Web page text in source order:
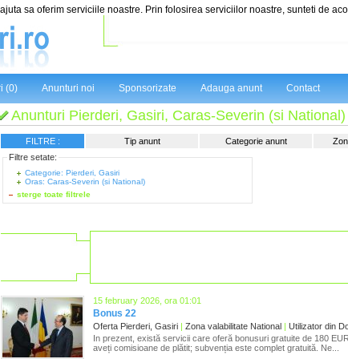
sa oferim serviciile noastre. Prin folosirea serviciilor noastre, sunteti de
(0) Anunturi noi Sponsorizate Adauga anunt Contact
Anunturi Pierderi, Gasiri, Caras-Severin (si National)
FILTRE : Tip anunt Categorie anunt
Filtre setate:
Categorie: Pierderi, Gasiri
Oras: Caras-Severin (si National)
sterge toate filtrele
15 february 2026, ora 01:01
Bonus 22
Oferta Pierderi, Gasiri | Zona valabilitate National | Utilizator din
In prezent, există servicii care oferă bonusuri gratuite de 180
aveți comisioane de plătit; subvenția este complet gratuită. Ne...